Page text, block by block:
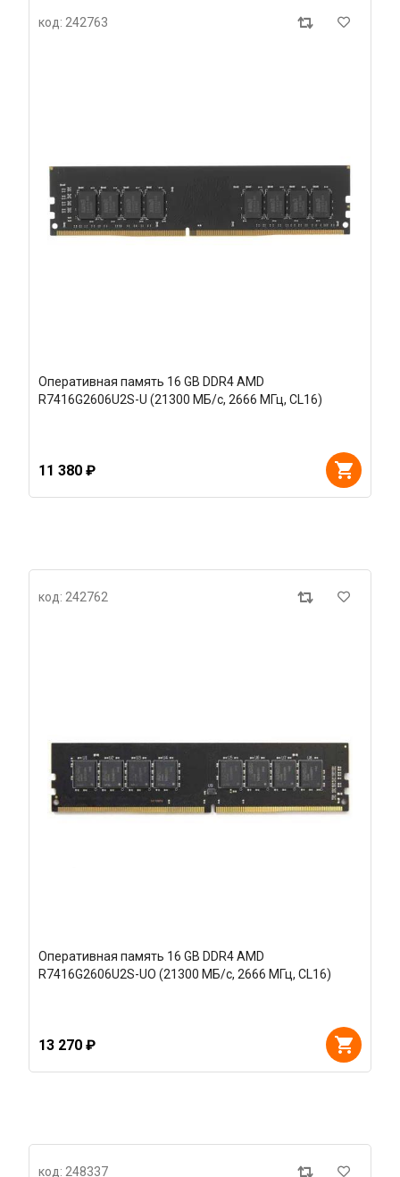
код: 242763
Оперативная память 16 GB DDR4 AMD
R7416G2606U2S-U (21300 МБ/с, 2666 МГц, CL16)
11 380 ₽
код: 242762
Оперативная память 16 GB DDR4 AMD
R7416G2606U2S-UO (21300 МБ/с, 2666 МГц, CL16)
13 270 ₽
код: 248337